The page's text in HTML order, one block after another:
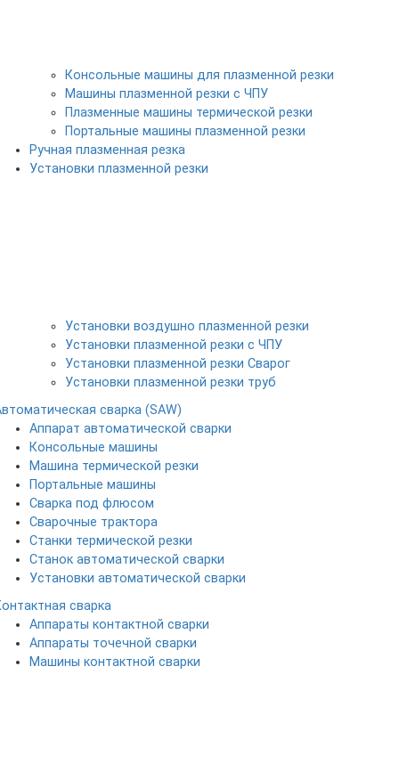
Консольные машины для плазменной резки
Машины плазменной резки с ЧПУ
Плазменные машины термической резки
Портальные машины плазменной резки
Ручная плазменная резка
Установки плазменной резки
Установки воздушно плазменной резки
Установки плазменной резки с ЧПУ
Установки плазменной резки Сварог
Установки плазменной резки труб
сварка (SAW)
Аппарат автоматической сварки
Консольные машины
Машина термической резки
Портальные машины
Сварка под флюсом
Сварочные трактора
Станки термической резки
Станок автоматической сварки
Установки автоматической сварки
сварка
Аппараты контактной сварки
Аппараты точечной сварки
Машины контактной сварки